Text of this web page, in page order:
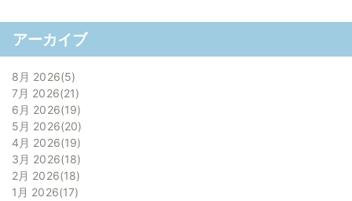
アーカイブ
8月 2026 5
7月 2026 21
6月 2026 19
5月 2026 20
4月 2026 19
3月 2026 18
2月 2026 18
1月 2026 17